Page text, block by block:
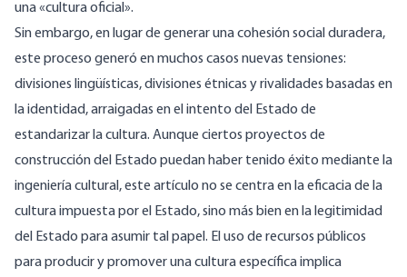
una «cultura oficial».
Sin embargo, en lugar de generar una cohesión social duradera,
este proceso generó en muchos casos nuevas tensiones:
divisiones lingüísticas, divisiones étnicas y rivalidades basadas en
la identidad, arraigadas en el intento del Estado de
estandarizar la cultura. Aunque ciertos proyectos de
construcción del Estado puedan haber tenido éxito mediante la
ingeniería cultural, este artículo no se centra en la eficacia de la
cultura impuesta por el Estado, sino más bien en la legitimidad
del Estado para asumir tal papel. El uso de recursos públicos
para producir y promover una cultura específica implica